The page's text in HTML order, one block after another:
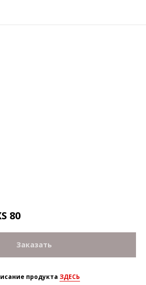
80
Заказать
продукта ЗДЕСЬ